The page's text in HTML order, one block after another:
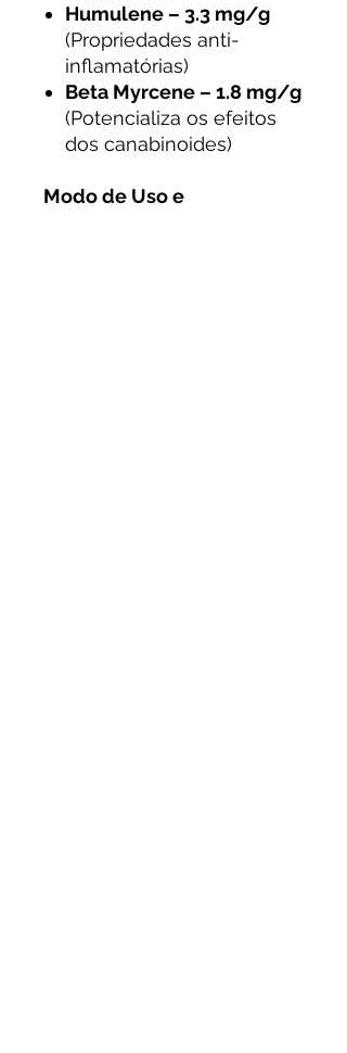
Humulene – 3.3 mg/g
(Propriedades anti-
inflamatórias)
Beta Myrcene – 1.8 mg/g
(Potencializa os efeitos
dos canabinoides)
Modo de Uso e